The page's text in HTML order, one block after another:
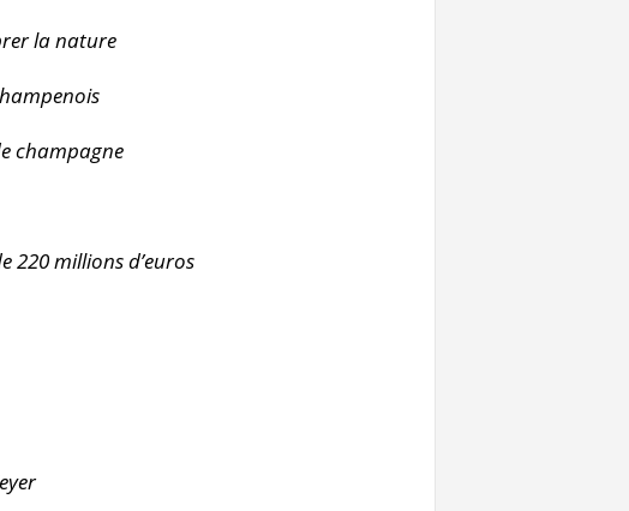
la nature
champagne
220 millions d’euros